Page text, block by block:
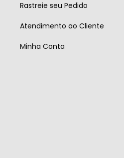
Rastreie seu Pedido
Atendimento ao Cliente
Minha Conta